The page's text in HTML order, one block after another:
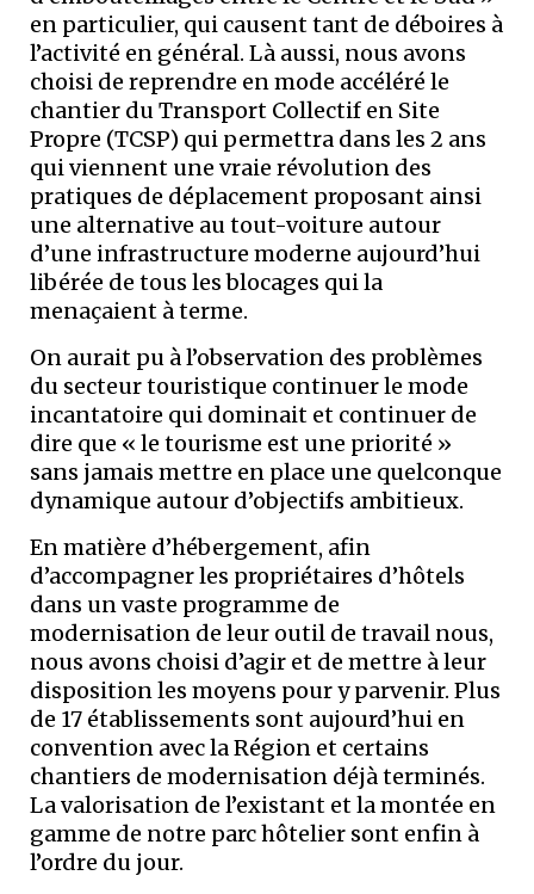
en particulier, qui causent tant de déboires à
l’activité en général. Là aussi, nous avons
choisi de reprendre en mode accéléré le
chantier du Transport Collectif en Site
Propre (TCSP) qui permettra dans les 2 ans
qui viennent une vraie révolution des
pratiques de déplacement proposant ainsi
une alternative au tout-voiture autour
d’une infrastructure moderne aujourd’hui
libérée de tous les blocages qui la
menaçaient à terme.
On aurait pu à l’observation des problèmes
du secteur touristique continuer le mode
incantatoire qui dominait et continuer de
dire que « le tourisme est une priorité »
sans jamais mettre en place une quelconque
dynamique autour d’objectifs ambitieux.
En matière d’hébergement, afin
d’accompagner les propriétaires d’hôtels
dans un vaste programme de
modernisation de leur outil de travail nous,
nous avons choisi d’agir et de mettre à leur
disposition les moyens pour y parvenir. Plus
de 17 établissements sont aujourd’hui en
convention avec la Région et certains
chantiers de modernisation déjà terminés.
La valorisation de l’existant et la montée en
gamme de notre parc hôtelier sont enfin à
l’ordre du jour.